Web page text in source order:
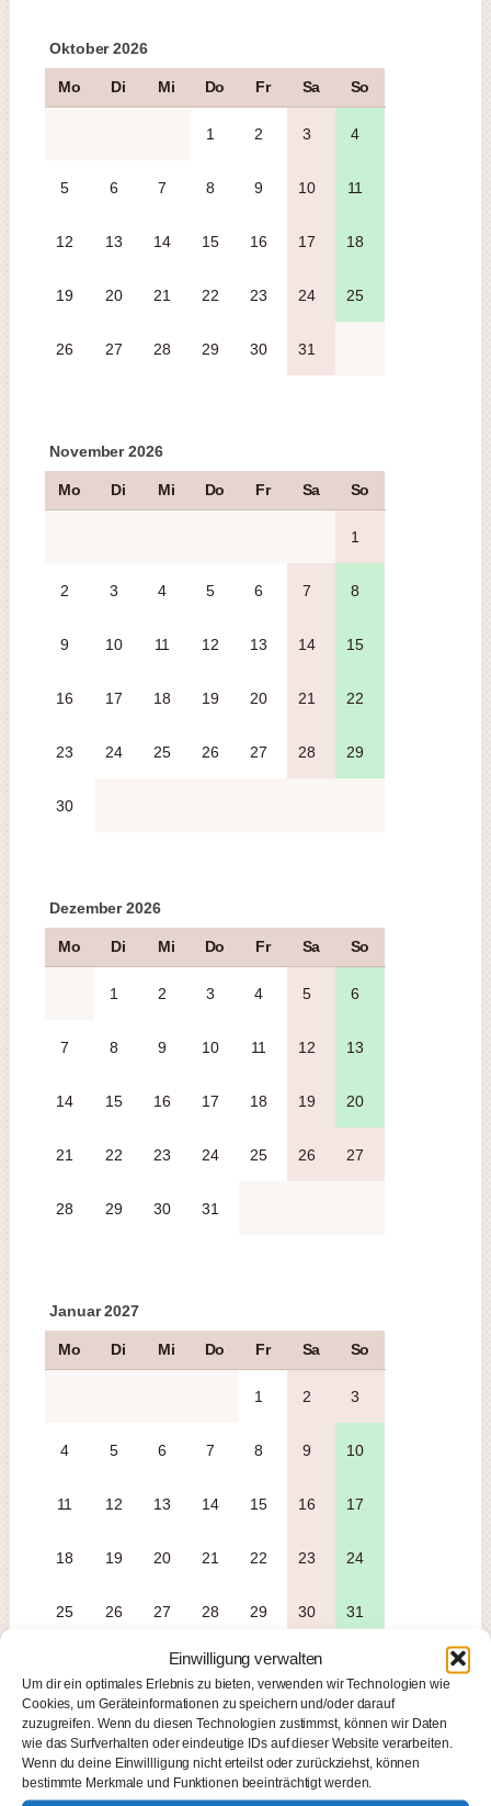
Einwilligung verwalten
Um dir ein optimales Erlebnis zu bieten, verwenden wir Technologien wie
Cookies, um Geräteinformationen zu speichern und/oder darauf
zuzugreifen. Wenn du diesen Technologien zustimmst, können wir Daten
wie das Surfverhalten oder eindeutige IDs auf dieser Website verarbeiten.
Wenn du deine Einwillligung nicht erteilst oder zurückziehst, können
bestimmte Merkmale und Funktionen beeinträchtigt werden.
Oktober 2026
Mo Di Mi Do Fr Sa So
1 2 3 4
5 6 7 8 9 10 11
12 13 14 15 16 17 18
19 20 21 22 23 24 25
26 27 28 29 30 31
November 2026
Mo Di Mi Do Fr Sa So
1
2 3 4 5 6 7 8
9 10 11 12 13 14 15
16 17 18 19 20 21 22
23 24 25 26 27 28 29
30
Dezember 2026
Mo Di Mi Do Fr Sa So
1 2 3 4 5 6
7 8 9 10 11 12 13
14 15 16 17 18 19 20
21 22 23 24 25 26 27
28 29 30 31
Januar 2027
Mo Di Mi Do Fr Sa So
1 2 3
4 5 6 7 8 9 10
11 12 13 14 15 16 17
18 19 20 21 22 23 24
25 26 27 28 29 30 31
Februar 2027
Mo Di Mi Do Fr Sa So
1 2 3 4 5 6 7